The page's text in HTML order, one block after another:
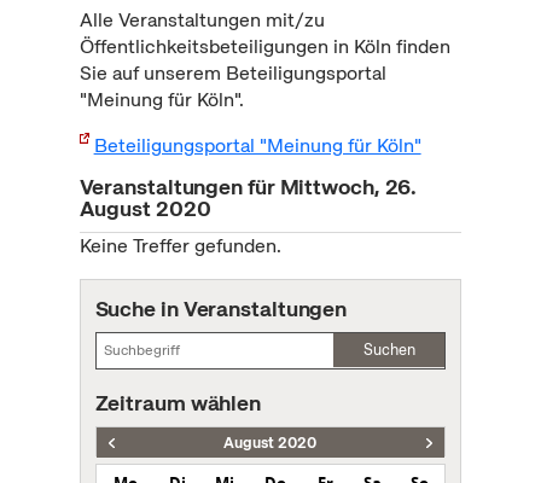
Alle Veranstaltungen mit/zu
Öffentlichkeitsbeteiligungen in Köln finden
Sie auf unserem Beteiligungsportal
"Meinung für Köln".
Beteiligungsportal "Meinung für Köln"
Veranstaltungen für Mittwoch, 26.
August 2020
Keine Treffer gefunden.
Suche in Veranstaltungen
Suchen
Zeitraum wählen
August 2020